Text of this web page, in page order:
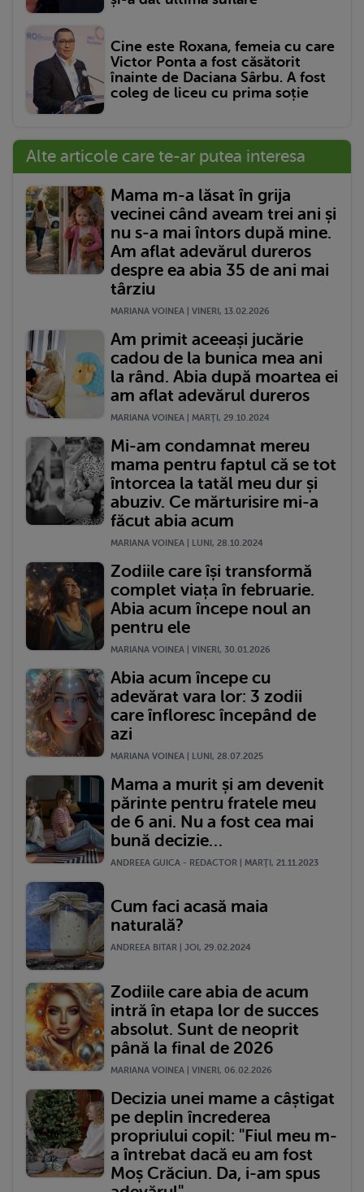
Cine este Roxana, femeia cu care
Victor Ponta a fost căsătorit
înainte de Daciana Sârbu. A fost
coleg de liceu cu prima soție
Alte articole care te-ar putea interesa
Mama m-a lăsat în grija
vecinei când aveam trei ani și
nu s-a mai întors după mine.
Am aflat adevărul dureros
despre ea abia 35 de ani mai
târziu
MARIANA VOINEA | VINERI, 13.02.2026
Am primit aceeași jucărie
cadou de la bunica mea ani
la rând. Abia după moartea ei
am aflat adevărul dureros
MARIANA VOINEA | MARŢI, 29.10.2024
Mi-am condamnat mereu
mama pentru faptul că se tot
întorcea la tatăl meu dur și
abuziv. Ce mărturisire mi-a
făcut abia acum
MARIANA VOINEA | LUNI, 28.10.2024
Zodiile care își transformă
complet viața în februarie.
Abia acum începe noul an
pentru ele
MARIANA VOINEA | VINERI, 30.01.2026
Abia acum începe cu
adevărat vara lor: 3 zodii
care înfloresc începând de
azi
MARIANA VOINEA | LUNI, 28.07.2025
Mama a murit și am devenit
părinte pentru fratele meu
de 6 ani. Nu a fost cea mai
bună decizie…
ANDREEA GUICA - REDACTOR | MARŢI, 21.11.2023
Cum faci acasă maia
naturală?
ANDREEA BITAR | JOI, 29.02.2024
Zodiile care abia de acum
intră în etapa lor de succes
absolut. Sunt de neoprit
până la final de 2026
MARIANA VOINEA | VINERI, 06.02.2026
Decizia unei mame a câștigat
pe deplin încrederea
propriului copil: "Fiul meu m-
a întrebat dacă eu am fost
Moș Crăciun. Da, i-am spus